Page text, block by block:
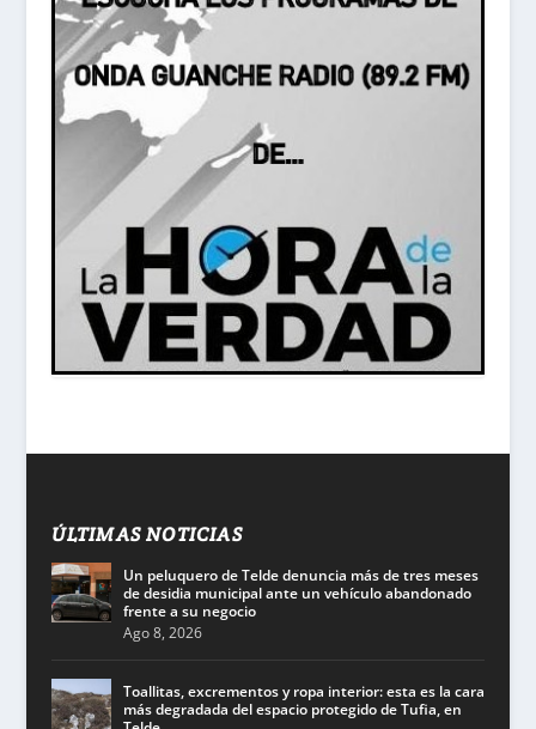
ÚLTIMAS NOTICIAS
Un peluquero de Telde denuncia más de tres meses
de desidia municipal ante un vehículo abandonado
frente a su negocio
Ago 8, 2026
Toallitas, excrementos y ropa interior: esta es la cara
más degradada del espacio protegido de Tufia, en